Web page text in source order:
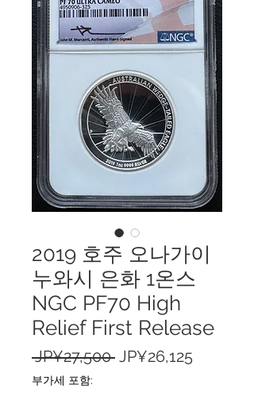
2019 호주 오나가이
누와시 은화 1온스
NGC PF70 High
Relief First Release
JP¥27,500 일
JP¥26,125
부가세 포함: